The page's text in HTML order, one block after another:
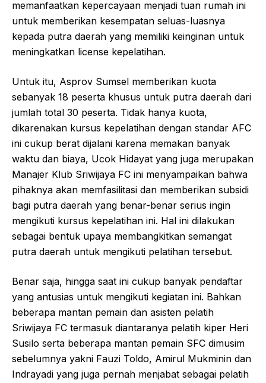
memanfaatkan kepercayaan menjadi tuan rumah ini
untuk memberikan kesempatan seluas-luasnya
kepada putra daerah yang memiliki keinginan untuk
meningkatkan license kepelatihan.
Untuk itu, Asprov Sumsel memberikan kuota
sebanyak 18 peserta khusus untuk putra daerah dari
jumlah total 30 peserta. Tidak hanya kuota,
dikarenakan kursus kepelatihan dengan standar AFC
ini cukup berat dijalani karena memakan banyak
waktu dan biaya, Ucok Hidayat yang juga merupakan
Manajer Klub Sriwijaya FC ini menyampaikan bahwa
pihaknya akan memfasilitasi dan memberikan subsidi
bagi putra daerah yang benar-benar serius ingin
mengikuti kursus kepelatihan ini. Hal ini dilakukan
sebagai bentuk upaya membangkitkan semangat
putra daerah untuk mengikuti pelatihan tersebut.
Benar saja, hingga saat ini cukup banyak pendaftar
yang antusias untuk mengikuti kegiatan ini. Bahkan
beberapa mantan pemain dan asisten pelatih
Sriwijaya FC termasuk diantaranya pelatih kiper Heri
Susilo serta beberapa mantan pemain SFC dimusim
sebelumnya yakni Fauzi Toldo, Amirul Mukminin dan
Indrayadi yang juga pernah menjabat sebagai pelatih